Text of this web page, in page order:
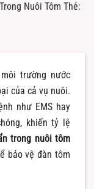
Nuôi Tôm Thẻ:
trường nước
của cả vụ nuôi.
như EMS hay
khiến tỷ lệ
trong nuôi tôm
bảo vệ đàn tôm